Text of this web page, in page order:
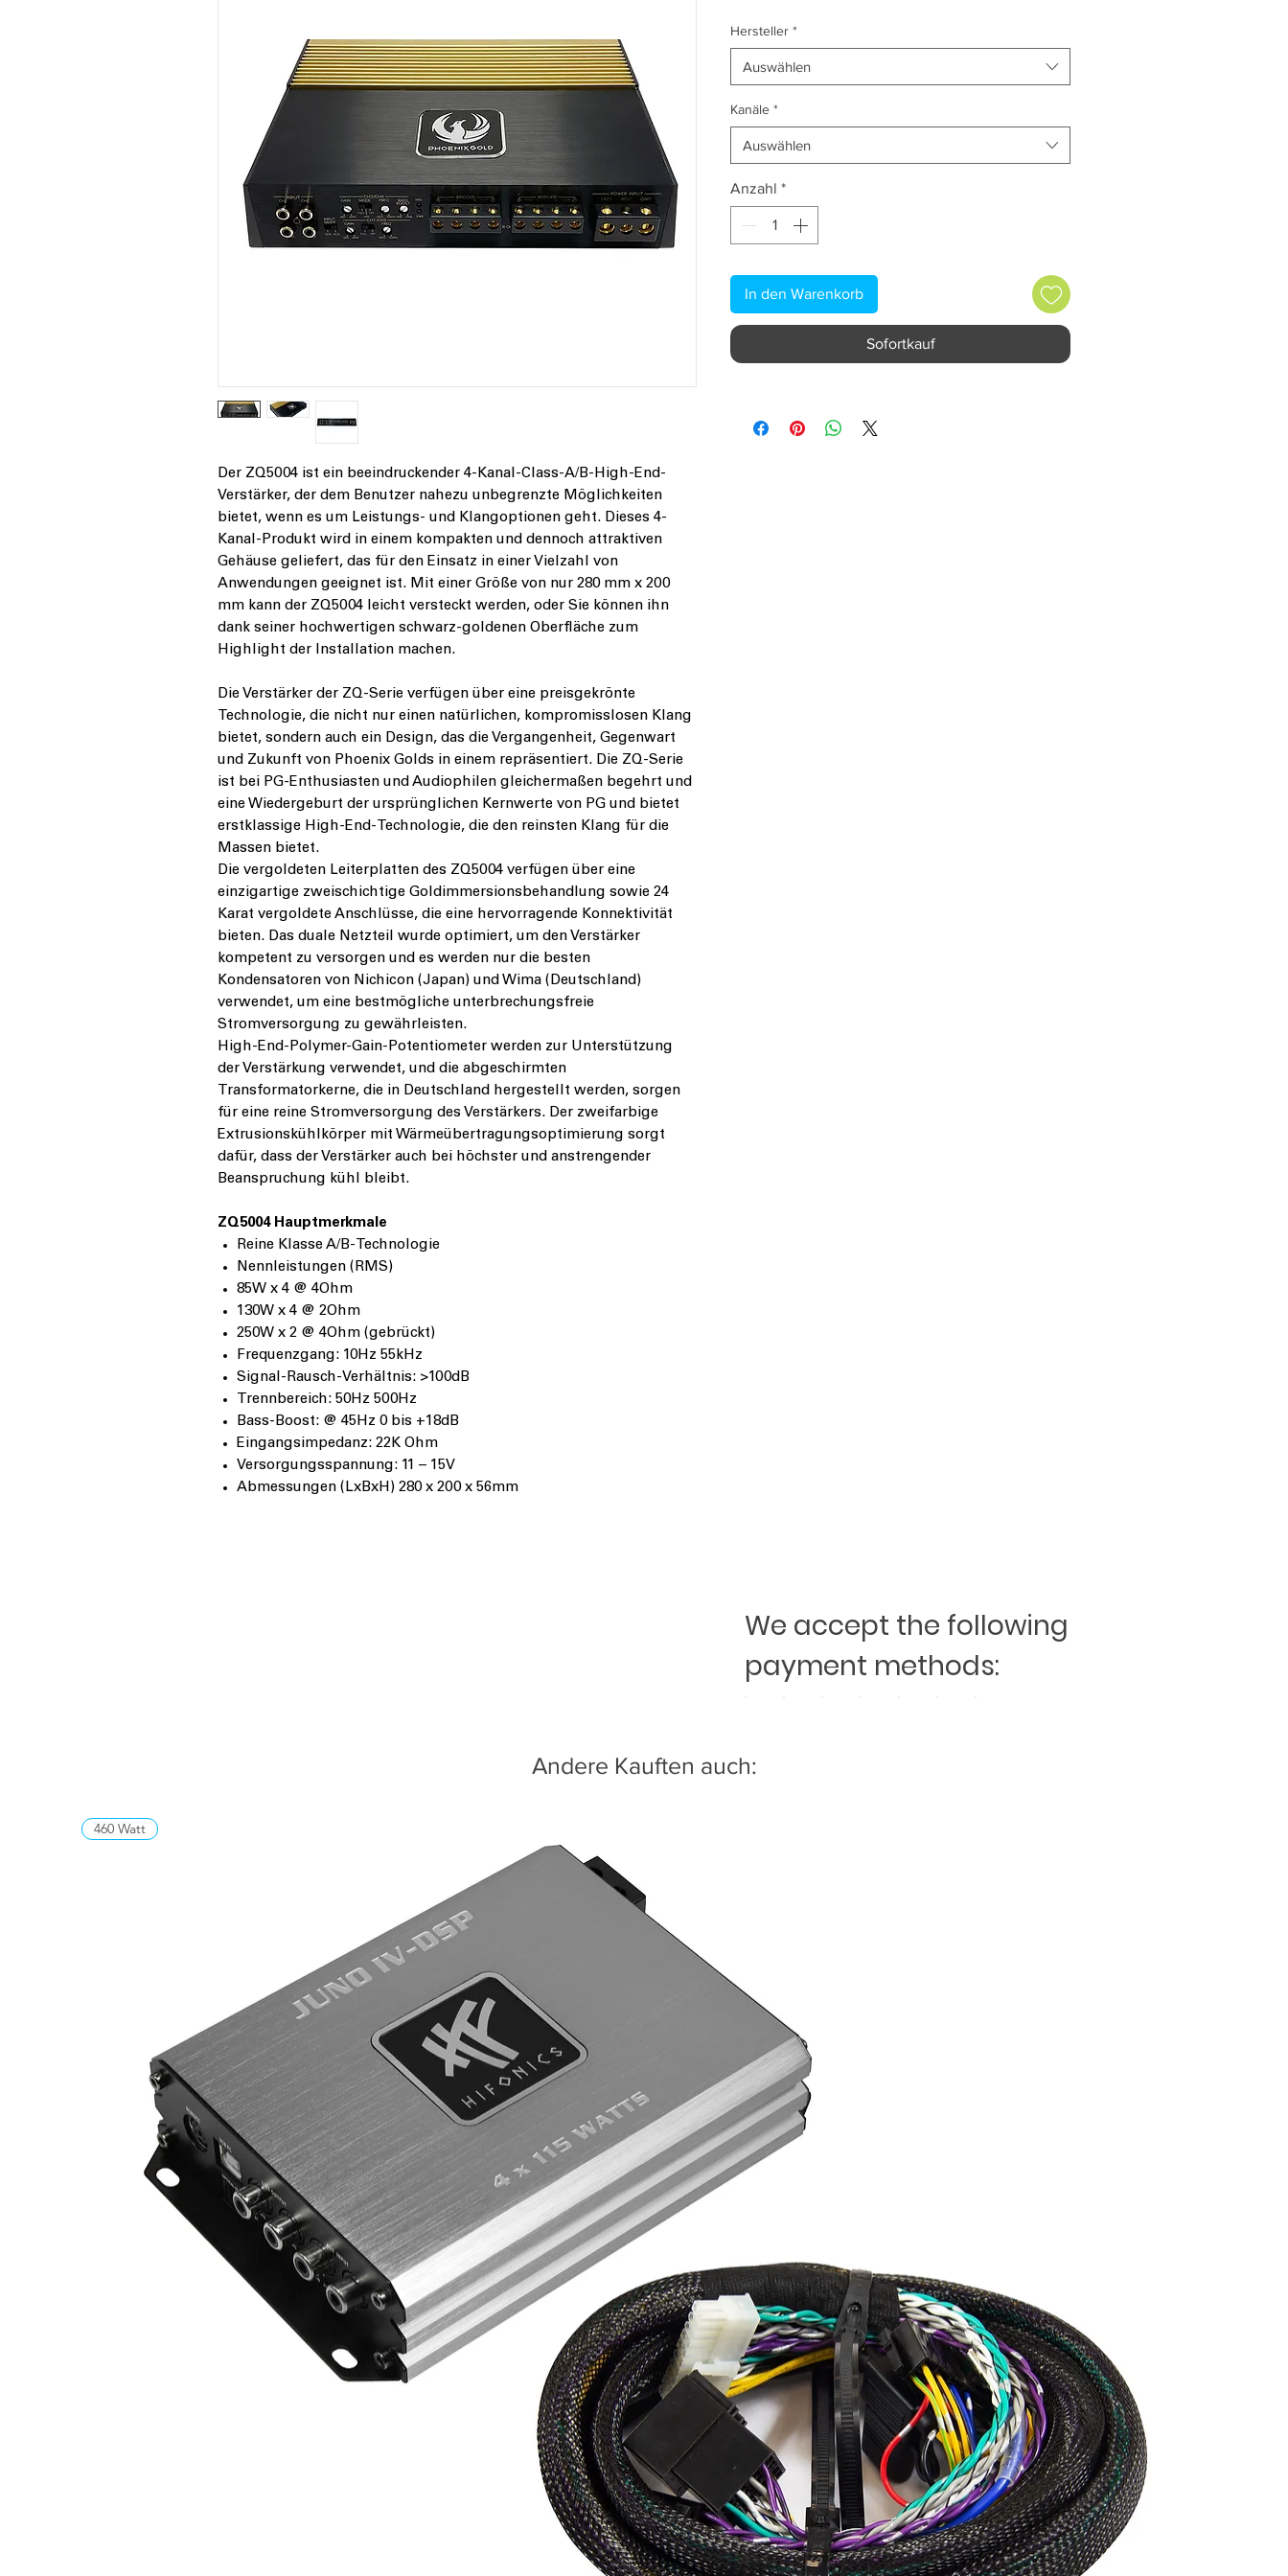
Der ZQ5004 ist ein beeindruckender 4-Kanal-Class-A/B-High-End-
Verstärker, der dem Benutzer nahezu unbegrenzte Möglichkeiten
bietet, wenn es um Leistungs- und Klangoptionen geht. Dieses 4-
Kanal-Produkt wird in einem kompakten und dennoch attraktiven
Gehäuse geliefert, das für den Einsatz in einer Vielzahl von
Anwendungen geeignet ist. Mit einer Größe von nur 280 mm x 200
mm kann der ZQ5004 leicht versteckt werden, oder Sie können ihn
dank seiner hochwertigen schwarz-goldenen Oberfläche zum
Highlight der Installation machen.
Die Verstärker der ZQ-Serie verfügen über eine preisgekrönte
Technologie, die nicht nur einen natürlichen, kompromisslosen Klang
bietet, sondern auch ein Design, das die Vergangenheit, Gegenwart
und Zukunft von Phoenix Golds in einem repräsentiert. Die ZQ-Serie
ist bei PG-Enthusiasten und Audiophilen gleichermaßen begehrt und
eine Wiedergeburt der ursprünglichen Kernwerte von PG und bietet
erstklassige High-End-Technologie, die den reinsten Klang für die
Massen bietet.
Die vergoldeten Leiterplatten des ZQ5004 verfügen über eine
einzigartige zweischichtige Goldimmersionsbehandlung sowie 24
Karat vergoldete Anschlüsse, die eine hervorragende Konnektivität
bieten. Das duale Netzteil wurde optimiert, um den Verstärker
kompetent zu versorgen und es werden nur die besten
Kondensatoren von Nichicon (Japan) und Wima (Deutschland)
verwendet, um eine bestmögliche unterbrechungsfreie
Stromversorgung zu gewährleisten.
High-End-Polymer-Gain-Potentiometer werden zur Unterstützung
der Verstärkung verwendet, und die abgeschirmten
Transformatorkerne, die in Deutschland hergestellt werden, sorgen
für eine reine Stromversorgung des Verstärkers. Der zweifarbige
Extrusionskühlkörper mit Wärmeübertragungsoptimierung sorgt
dafür, dass der Verstärker auch bei höchster und anstrengender
Beanspruchung kühl bleibt.
ZQ5004 Hauptmerkmale
Reine Klasse A/B-Technologie
Nennleistungen (RMS)
85W x 4 @ 4Ohm
130W x 4 @ 2Ohm
250W x 2 @ 4Ohm (gebrückt)
Frequenzgang: 10Hz 55kHz
Signal-Rausch-Verhältnis: >100dB
Trennbereich: 50Hz 500Hz
Bass-Boost: @ 45Hz 0 bis +18dB
Eingangsimpedanz: 22K Ohm
Versorgungsspannung: 11 – 15V
Abmessungen (LxBxH) 280 x 200 x 56mm
Hersteller *
Auswählen
Kanäle *
Auswählen
Anzahl *
In den Warenkorb
Sofortkauf
We accept the following
payment methods:
Andere Kauften auch:
460 Watt